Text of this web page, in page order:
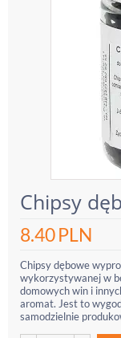
Chipsy
8.40PLN
Chipsy dębowe
wykorzystywanej w
domowych win i
aromat. Jest to
samodzielnie